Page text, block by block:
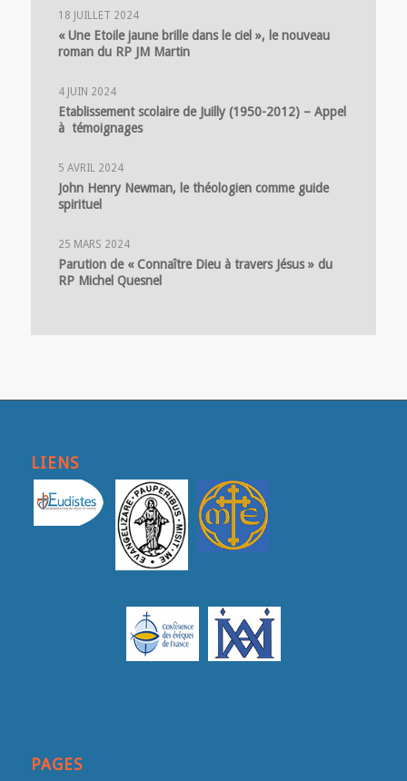
18 JUILLET 2024
« Une Etoile jaune brille dans le ciel », le nouveau
roman du RP JM Martin
4 JUIN 2024
Etablissement scolaire de Juilly (1950-2012) – Appel
à témoignages
5 AVRIL 2024
John Henry Newman, le théologien comme guide
spirituel
25 MARS 2024
Parution de « Connaître Dieu à travers Jésus » du
RP Michel Quesnel
LIENS
PAGES